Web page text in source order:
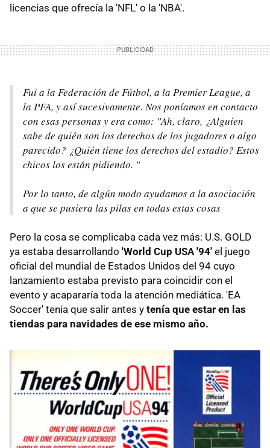
licencias que ofrecía la 'NFL' o la 'NBA'.
Fui a la Federación de Fútbol, a la Premier League, a
la PFA, y así sucesivamente. Nos poníamos en contacto
con esas personas y era como: "Ah, claro, ¿Alguien
sabe de quién son los derechos de los jugadores o algo
parecido? ¿Quién tiene los derechos del estadio? Estos
chicos los están pidiendo. "
Por lo tanto, de algún modo ayudamos a la asociación
a que se pusiera las pilas en todas estas cosas
Pero la cosa se complicaba cada vez más: U.S. GOLD
ya estaba desarrollando 'World Cup USA '94' el juego
oficial del mundial de Estados Unidos del 94 cuyo
lanzamiento estaba previsto para coincidir con el
evento y acapararía toda la atención mediática. 'EA
Soccer' tenía que salir antes y tenía que estar en las
tiendas para navidades de ese mismo año.